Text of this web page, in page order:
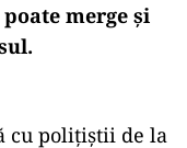
merge şi
cu poliţiştii de la